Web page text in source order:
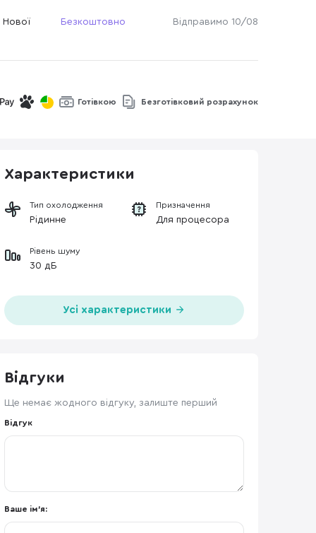
Безкоштовно Відправимо 10/08
Готівкою Безготівковий розрахунок
Характеристики
Тип охолодження
Рідинне
Призначення
Для процесора
Рівень шуму
30 дБ
Усі характеристики
Відгуки
Ще немає жодного відгуку, залиште перший
Відгук
Ваше ім'я: